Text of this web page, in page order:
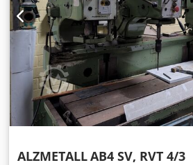
ALZMETALLAB4 SV, RVT 4/3